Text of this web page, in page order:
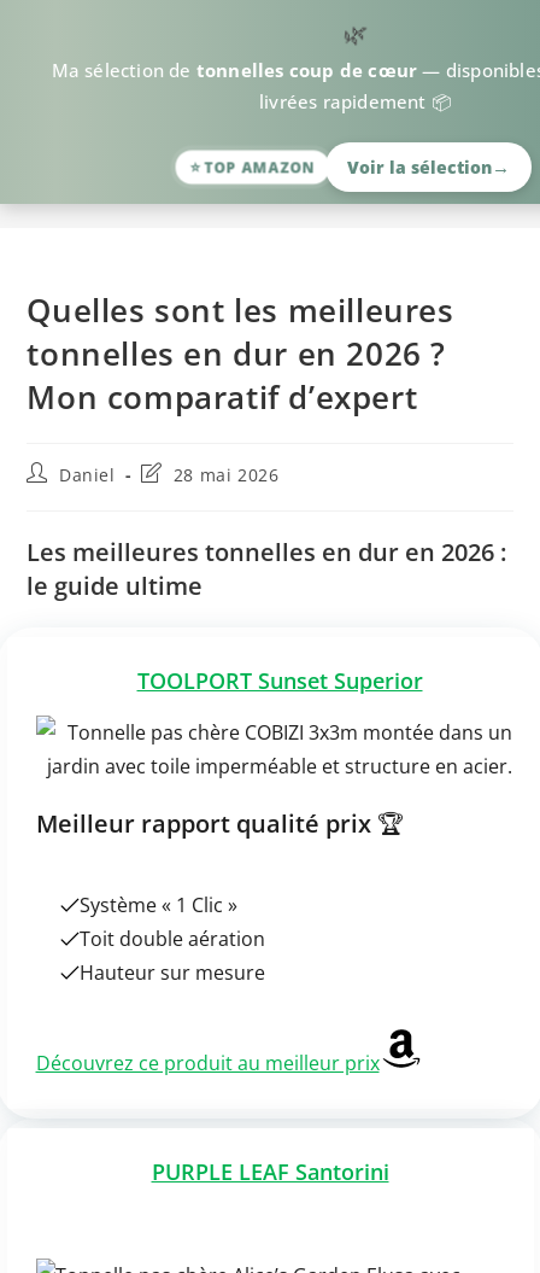
🌿
Ma sélection de tonnelles coup de cœur —
livrées rapidement 📦
⭐ TOP AMAZON Voir la sélection→
Quelles sont les meilleures tonnelles en dur en
Quelles sont les meilleures
tonnelles en dur en 2026 ?
Mon comparatif d’expert
Daniel 28 mai 2026
Les meilleures tonnelles en dur en 2026 :
le guide ultime
TOOLPORT Sunset Superior
Meilleur rapport qualité prix🏆
Système « 1 Clic »
Toit double aération
Hauteur sur mesure
Découvrez ce produit au meilleur prix
PURPLE LEAF Santorini